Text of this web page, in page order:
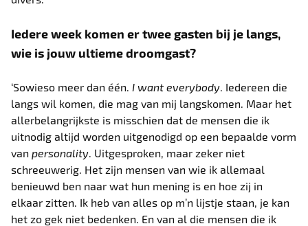
Iedere week komen er twee gasten bij je langs,
wie is jouw ultieme droomgast?
‘Sowieso meer dan één. I want everybody. Iedereen die
langs wil komen, die mag van mij langskomen. Maar het
allerbelangrijkste is misschien dat de mensen die ik
uitnodig altijd worden uitgenodigd op een bepaalde vorm
vanpersonality. Uitgesproken, maar zeker niet
schreeuwerig. Het zijn mensen van wie ik allemaal
benieuwd ben naar wat hun mening is en hoe zij in
elkaar zitten. Ik heb van alles op m’n lijstje staan, je kan
het zo gek niet bedenken. En van al die mensen die ik